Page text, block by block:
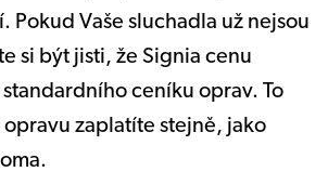
Pokud Vaše sluchadla už nejsou
si být jisti, že Signia cenu
ceníku oprav. To
opravu zaplatíte stejně, jako